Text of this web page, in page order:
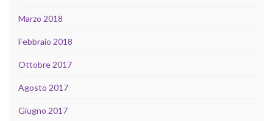
Marzo 2018
Febbraio 2018
Ottobre 2017
Agosto 2017
Giugno 2017